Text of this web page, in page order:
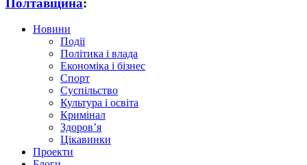
Новини
Події
Політика і влада
Економіка і бізнес
Спорт
Суспільство
Культура і освіта
Кримінал
Здоров’я
Цікавинки
Проекти